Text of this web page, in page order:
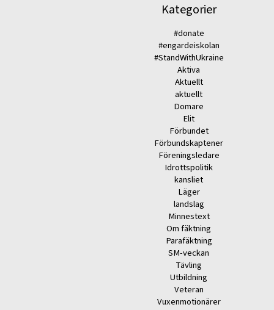
Kategorier
#donate
#engardeiskolan
#StandWithUkraine
Aktiva
Aktuellt
aktuellt
Domare
Elit
Förbundet
Förbundskaptener
Föreningsledare
Idrottspolitik
kansliet
Läger
landslag
Minnestext
Om fäktning
Parafäktning
SM-veckan
Tävling
Utbildning
Veteran
Vuxenmotionärer